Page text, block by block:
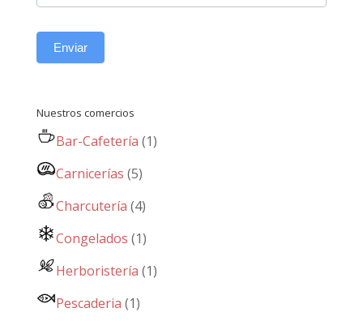
Enviar
Nuestros comercios
Bar-Cafetería (1)
Carnicerías (5)
Charcutería (4)
Congelados (1)
Herboristería (1)
Pescaderia (1)